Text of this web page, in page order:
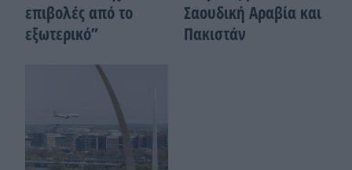
επιβολές από το
εξωτερικό”
Σαουδική Αραβία και
Πακιστάν